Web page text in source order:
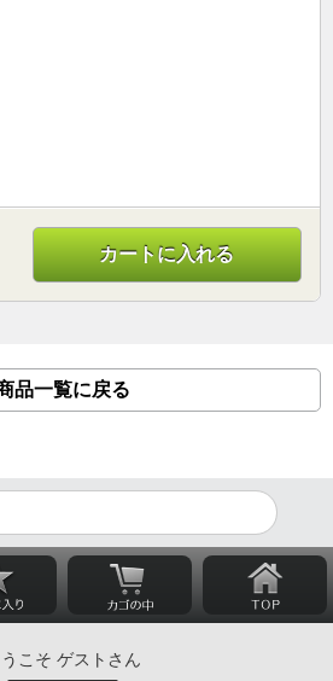
カートに入れる
品一覧に戻る
うこそ ゲストさん